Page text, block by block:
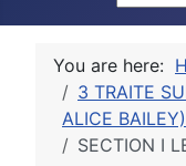
You are here:
3 TRAITE
ALICE BAILEY)
SECTION I